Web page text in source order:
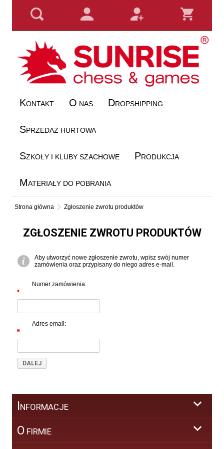
KONTAKT O NAS DROPSHIPPING
SPRZEDAŻ HURTOWA
SZKOŁY I KLUBY SZACHOWE PRODUKCJA
MATERIAŁY DO POBRANIA
Strona główna Zgłoszenie zwrotu produktów
ZGŁOSZENIE ZWROTU PRODUKTÓW
Aby utworzyć nowe zgłoszenie zwrotu, wpisz swój numer
zamówienia oraz przypisany do niego adres e-mail.
Numer zamówienia:
Adres email:
INFORMACJE
O FIRMIE